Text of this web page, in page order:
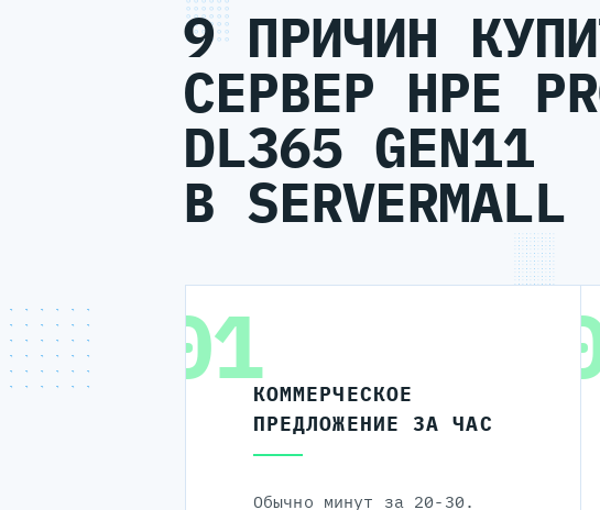
9 ПРИЧИН
СЕРВЕР HPE
DL365 GEN11
В SERVERMALL
01КОММЕРЧЕСКОЕ
ПРЕДЛОЖЕНИЕ ЗА ЧАС
Обычно минут за 20-30.